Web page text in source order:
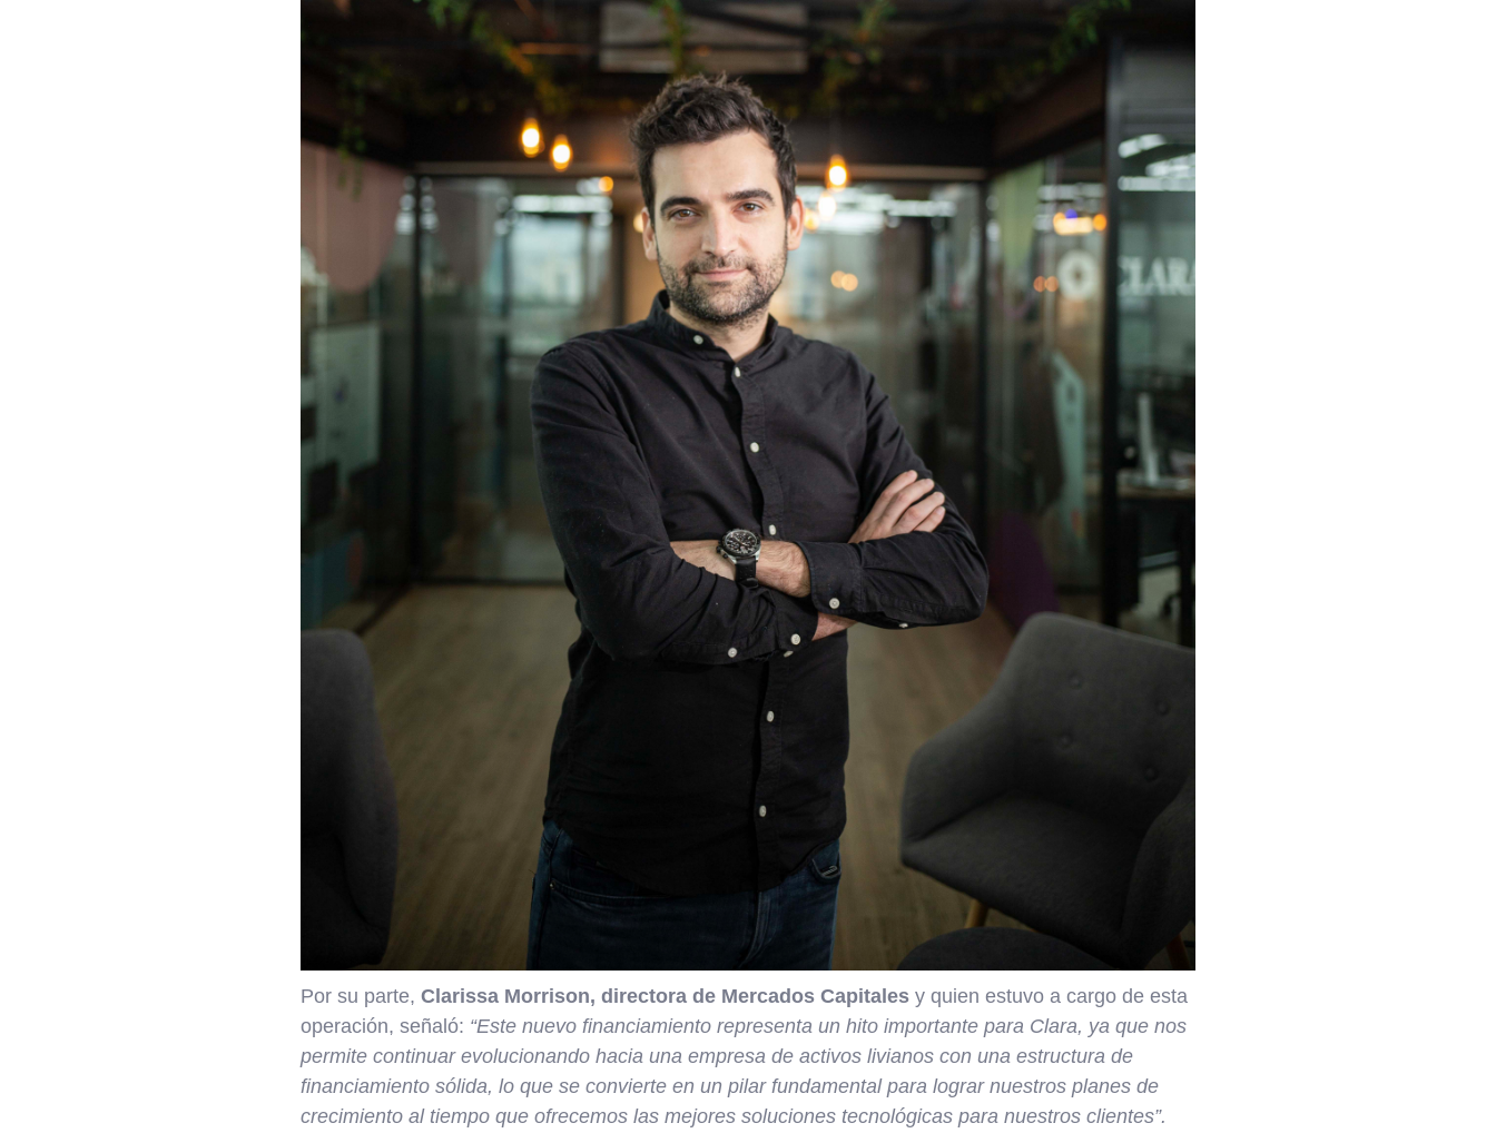
Por su parte, Clarissa Morrison, directora de Mercados Capitales y quien estuvo a cargo de esta
operación, señaló: “Este nuevo financiamiento representa un hito importante para Clara, ya que nos
permite continuar evolucionando hacia una empresa de activos livianos con una estructura de
financiamiento sólida, lo que se convierte en un pilar fundamental para lograr nuestros planes de
crecimiento al tiempo que ofrecemos las mejores soluciones tecnológicas para nuestros clientes”.